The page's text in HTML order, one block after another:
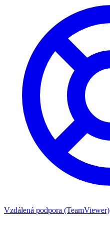
Vzdálená podpora (TeamViewer)